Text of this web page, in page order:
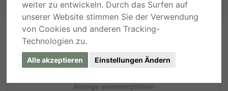
weiter zu entwickeln. Durch das Surfen auf
unserer Website stimmen Sie der Verwendung
von Cookies und anderen Tracking-
Technologien zu.
Alle akzeptieren Einstellungen Ändern
ANFRAGE AN DEN ANBIETER
Anzeige weiterempfehlen